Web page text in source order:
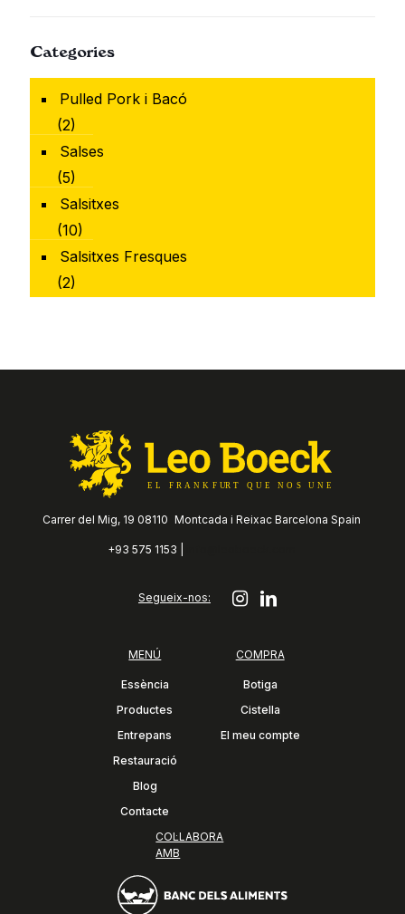
Categories
Pulled Pork i Bacó
(2)
Salses
(5)
Salsitxes
(10)
Salsitxes Fresques
(2)
Carrer del Mig, 19 08110 Montcada i Reixac Barcelona Spain
+93 575 1153 |
Segueix-nos:
MENÚ COMPRA
Essència
Productes
Entrepans
Restauració
Blog
Contacte
Botiga
Cistella
El meu compte
COL·LABORA
AMB